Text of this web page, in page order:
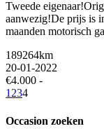
Tweede
aanwezig!De prijs is
maanden motorisch
189264km
20-01-2022
€4.000 -
1 234
Occasion zoeken